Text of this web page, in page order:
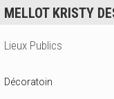
MELLOT KRISTY
Lieux Publics
Décoratoin